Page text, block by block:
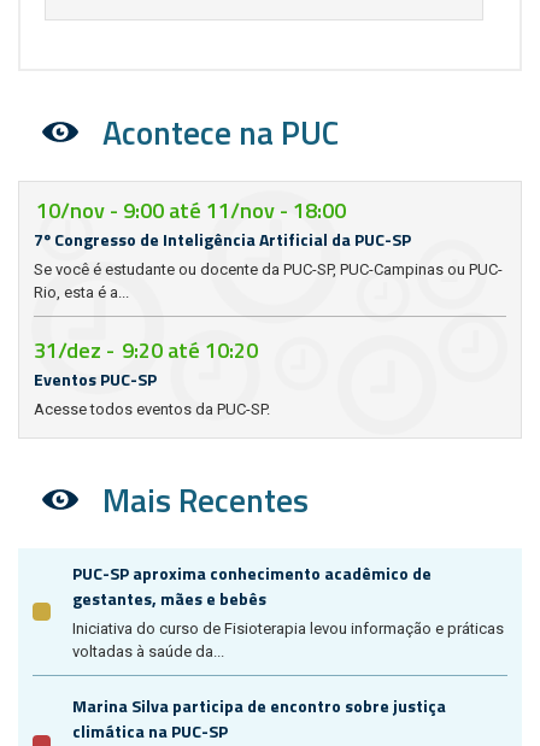
Acontece na PUC
10/nov - 9:00até 11/nov - 18:00
7º Congresso de Inteligência Artificial da PUC-SP
Se você é estudante ou docente da PUC-SP, PUC-Campinas ou PUC-
Rio, esta é a...
31/dez - 9:20até 10:20
Eventos PUC-SP
Acesse todos eventos da PUC-SP.
Mais Recentes
PUC-SP aproxima conhecimento acadêmico de
gestantes, mães e bebês
Iniciativa do curso de Fisioterapia levou informação e práticas
voltadas à saúde da...
Marina Silva participa de encontro sobre justiça
climática na PUC-SP